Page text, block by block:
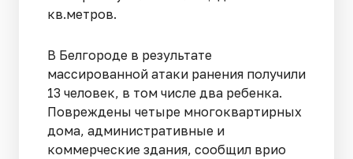
кв.метров.
В Белгороде в результате
массированной атаки ранения получили
13 человек, в том числе два ребенка.
Повреждены четыре многоквартирных
дома, административные и
коммерческие здания, сообщил врио